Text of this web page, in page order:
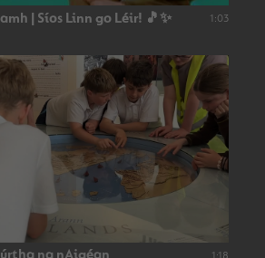
| Síos Linn go Léir! 🎵✨ 1:03